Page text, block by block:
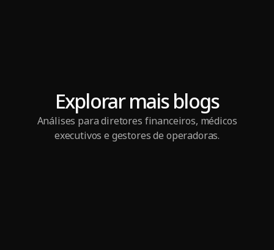
Explorar mais blogs
Análises para diretores financeiros, médicos
executivos e gestores de operadoras.